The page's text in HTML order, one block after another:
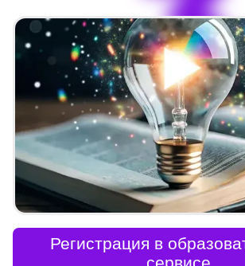
Регистрация в